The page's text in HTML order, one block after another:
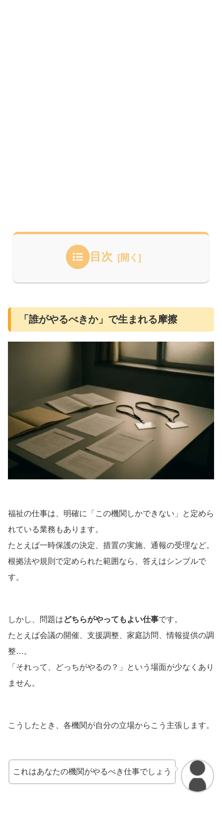
目次
「誰がやるべきか」で生まれる摩擦
福祉の仕事は、明確に「この機関しかできない」と定めら
れている業務もあります。
たとえば一時保護の決定、措置の実施、通報の受理など。
根拠法や規則で定められた範囲なら、答えはシンプルで
す。
しかし、問題はどちらがやってもよい仕事です。
たとえば会議の開催、支援調整、家庭訪問、情報提供の調
整…。
「それって、どっちがやるの？」という場面が少なくあり
ません。
こうしたとき、各機関が自分の立場からこう主張します。
これはあなたの機関がやるべき仕事でしょう